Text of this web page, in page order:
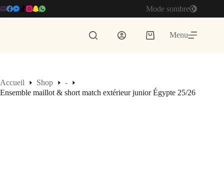
Passer
au
Mode sombre
Panier
Menu
Accueil Shop
-
Ensemble maillot & short match extérieur junior Égypte 25/26